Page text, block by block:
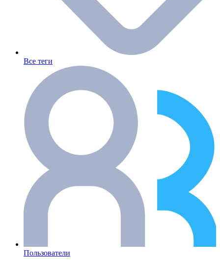
Все теги
Пользователи